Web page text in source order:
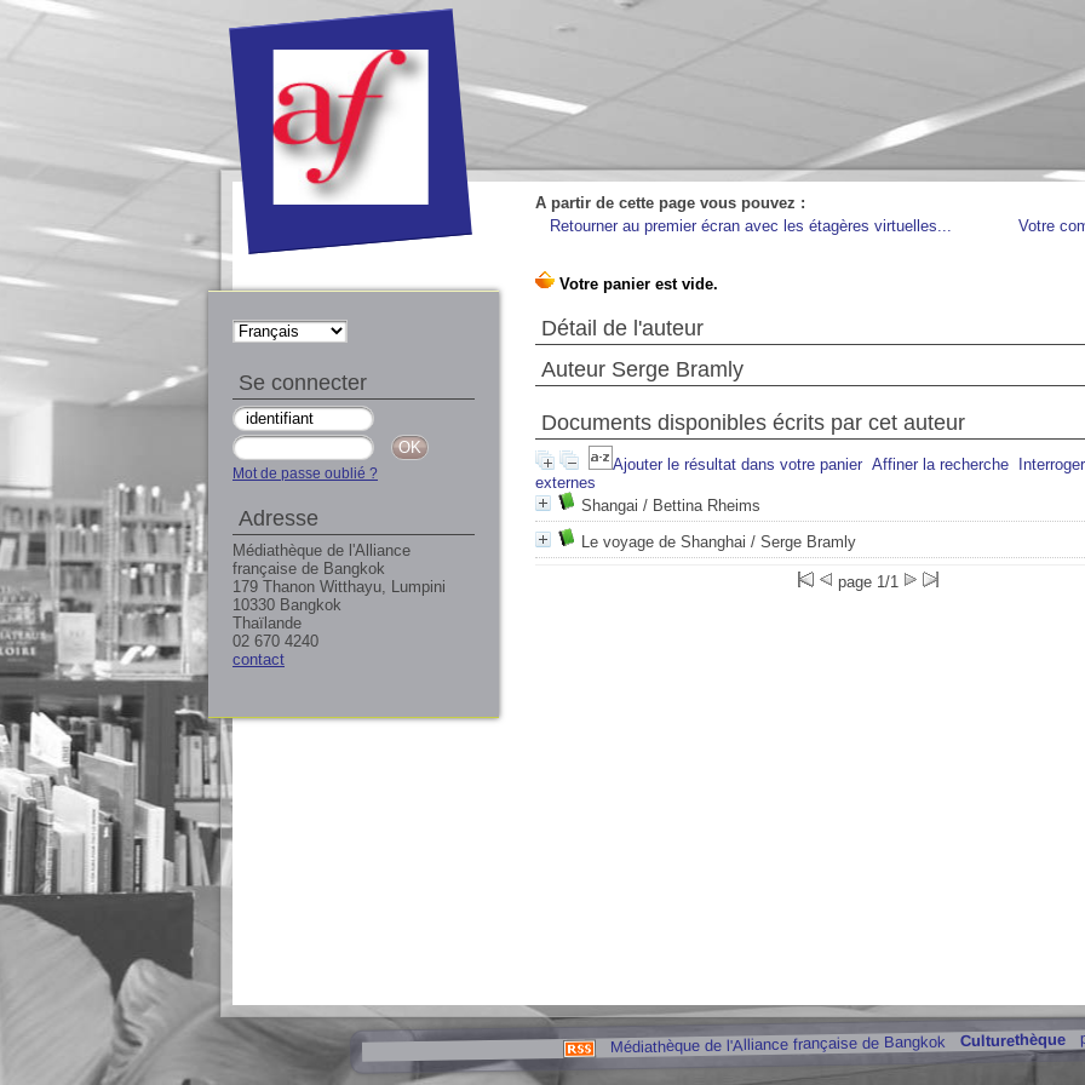
A partir de cette page vous pouvez :
Retourner au premier écran avec les étagères virtuelles...
Votre
Détail de l'auteur
Auteur Serge Bramly
Documents disponibles écrits par cet auteur
Ajouter le résultat dans votre panier Affiner la recherche
externes
Shangai / Bettina Rheims
Le voyage de Shanghai / Serge Bramly
page 1/1
Médiathèque de l'Alliance française de Bangkok Culturethèque
Se connecter
Mot de passe oublié ?
Adresse
Médiathèque de l'Alliance
française de Bangkok
179 Thanon Witthayu, Lumpini
10330 Bangkok
Thaïlande
02 670 4240
contact